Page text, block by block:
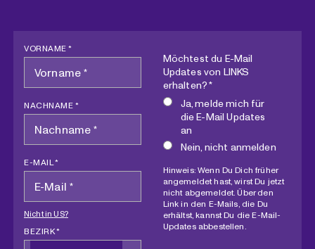
VORNAME *
NACHNAME *
E-MAIL *
Nicht inUS?
BEZIRK *
Möchtest du E-Mail
Updates von LINKS
erhalten? *
Ja, melde mich für
die E-Mail Updates
an
Nein, nicht anmelden
Hinweis: Wenn Du Dich früher
angemeldet hast, wirst Du jetzt
nicht abgemeldet. Über den
Link in den E-Mails, die Du
erhältst, kannst Du die E-Mail-
Updates abbestellen.